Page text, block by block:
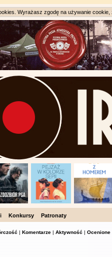
Wyrażasz zgodę na używanie
Konkursy Patronaty
| Komentarze | Aktywność | Ocenione